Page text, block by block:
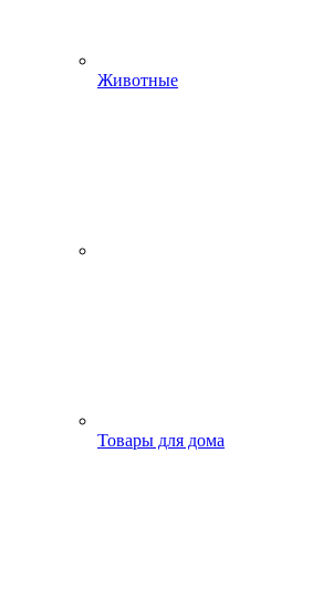
Животные
Товары для дома